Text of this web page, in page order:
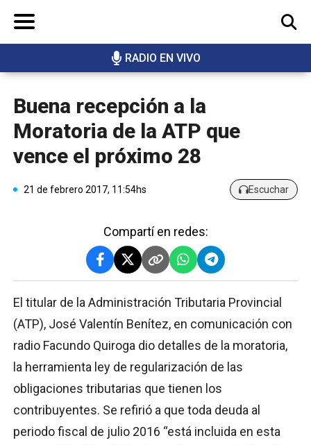
RADIO EN VIVO
BUSCAR
Buena recepción a la
Moratoria de la ATP que
vence el próximo 28
21 de febrero 2017, 11:54hs Escuchar
Compartí en redes:
El titular de la Administración Tributaria Provincial
(ATP), José Valentín Benítez, en comunicación con
radio Facundo Quiroga dio detalles de la moratoria,
la herramienta ley de regularización de las
obligaciones tributarias que tienen los
contribuyentes. Se refirió a que toda deuda al
periodo fiscal de julio 2016 “está incluida en esta